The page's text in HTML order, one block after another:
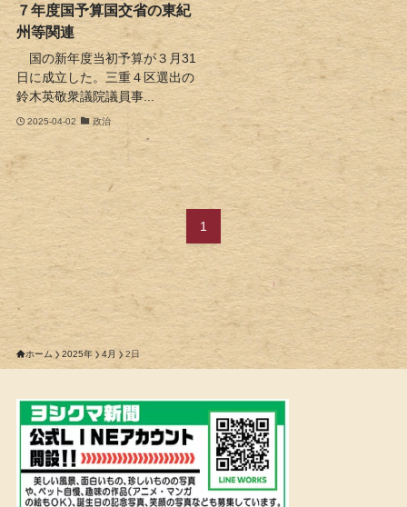
７年度国予算国交省の東紀
州等関連
国の新年度当初予算が３月31
日に成立した。三重４区選出の
鈴木英敬衆議院議員事...
2025-04-02 政治
1
ホーム 2025年 4月 2日